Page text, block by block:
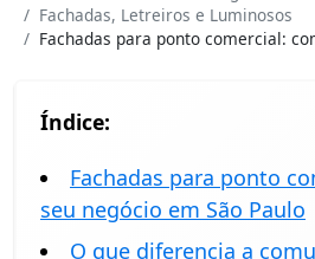
Fachadas, Letreiros e Luminosos
Fachadas para ponto comercial:
Índice:
Fachadas para ponto
seu negócio em São Paulo
O que diferencia a